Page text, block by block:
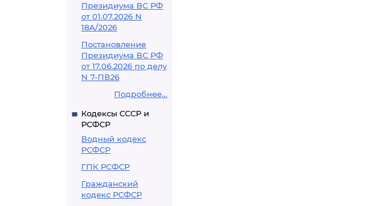
Президиума ВС РФ
от 01.07.2026 N
18А/2026
Постановление
Президиума ВС РФ
от 17.06.2026 по делу
N 7-ПВ26
Подробнее...
Кодексы СССР и
РСФСР
Водный кодекс
РСФСР
ГПК РСФСР
Гражданский
кодекс РСФСР